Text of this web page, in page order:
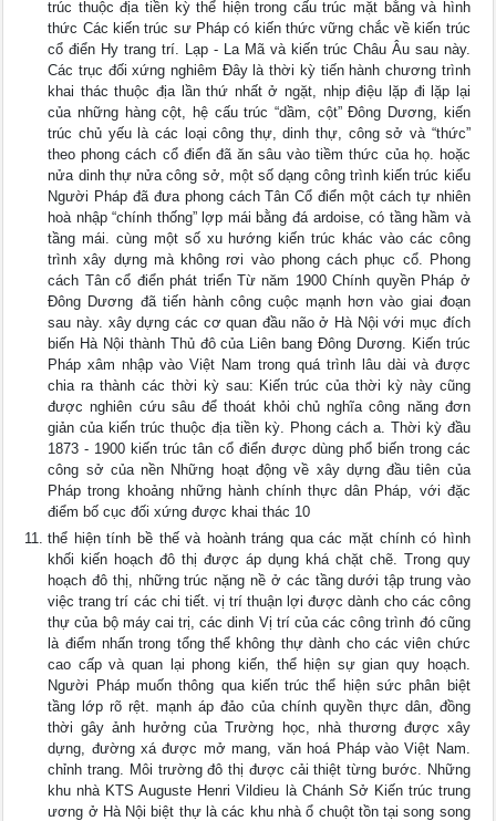
trúc thuộc địa tiền kỳ thể hiện trong cấu trúc mặt bằng và hình
thức Các kiến trúc sư Pháp có kiến thức vững chắc về kiến trúc
cổ điển Hy trang trí. Lạp - La Mã và kiến trúc Châu Âu sau này.
Các trục đối xứng nghiêm Đây là thời kỳ tiến hành chương trình
khai thác thuộc địa lần thứ nhất ở ngặt, nhịp điệu lặp đi lặp lại
của những hàng cột, hệ cấu trúc “dầm, cột” Đông Dương, kiến
trúc chủ yếu là các loại công thự, dinh thự, công sở và “thức”
theo phong cách cổ điển đã ăn sâu vào tiềm thức của họ. hoặc
nửa dinh thự nửa công sở, một số dạng công trình kiến trúc kiểu
Người Pháp đã đưa phong cách Tân Cổ điển một cách tự nhiên
hoà nhập “chính thống” lợp mái bằng đá ardoise, có tầng hầm và
tầng mái. cùng một số xu hướng kiến trúc khác vào các công
trình xây dựng mà không rơi vào phong cách phục cổ. Phong
cách Tân cổ điển phát triển Từ năm 1900 Chính quyền Pháp ở
Đông Dương đã tiến hành công cuộc mạnh hơn vào giai đoạn
sau này. xây dựng các cơ quan đầu não ở Hà Nội với mục đích
biến Hà Nội thành Thủ đô của Liên bang Đông Dương. Kiến trúc
Pháp xâm nhập vào Việt Nam trong quá trình lâu dài và được
chia ra thành các thời kỳ sau: Kiến trúc của thời kỳ này cũng
được nghiên cứu sâu để thoát khỏi chủ nghĩa công năng đơn
giản của kiến trúc thuộc địa tiền kỳ. Phong cách a. Thời kỳ đầu
1873 - 1900 kiến trúc tân cổ điển được dùng phổ biến trong các
công sở của nền Những hoạt động về xây dựng đầu tiên của
Pháp trong khoảng những hành chính thực dân Pháp, với đặc
điểm bố cục đối xứng được khai thác 10
thể hiện tính bề thế và hoành tráng qua các mặt chính có hình
khối kiến hoạch đô thị được áp dụng khá chặt chẽ. Trong quy
hoạch đô thị, những trúc nặng nề ở các tầng dưới tập trung vào
việc trang trí các chi tiết. vị trí thuận lợi được dành cho các công
thự của bộ máy cai trị, các dinh Vị trí của các công trình đó cũng
là điểm nhấn trong tổng thể không thự dành cho các viên chức
cao cấp và quan lại phong kiến, thể hiện sự gian quy hoạch.
Người Pháp muốn thông qua kiến trúc thể hiện sức phân biệt
tầng lớp rõ rệt. mạnh áp đảo của chính quyền thực dân, đồng
thời gây ảnh hưởng của Trường học, nhà thương được xây
dựng, đường xá được mở mang, văn hoá Pháp vào Việt Nam.
chỉnh trang. Môi trường đô thị được cải thiệt từng bước. Những
khu nhà KTS Auguste Henri Vildieu là Chánh Sở Kiến trúc trung
ương ở Hà Nội biệt thự là các khu nhà ổ chuột tồn tại song song